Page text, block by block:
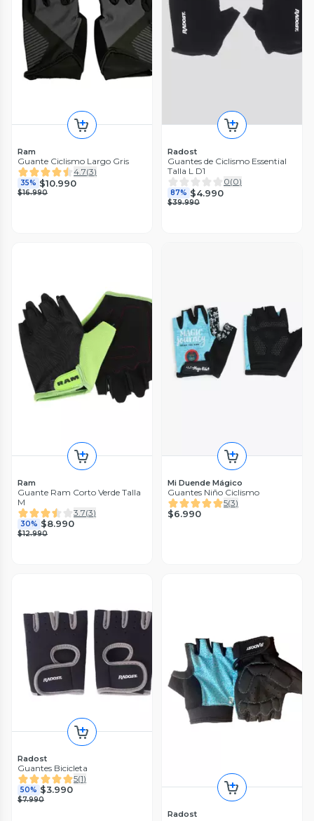
Ram
Guante Ciclismo Largo Gris
4.7(3)
35% $10.990
$16.990
Radost
Guantes de Ciclismo Essential
Talla L D1
0(0)
87% $4.990
$39.990
Ram
Guante Ram Corto Verde Talla
M
3.7(3)
30% $8.990
$12.990
Mi Duende Mágico
Guantes Niño Ciclismo
5(3)
$6.990
Radost
Guantes Bicicleta
5(1)
50% $3.990
$7.990
Radost